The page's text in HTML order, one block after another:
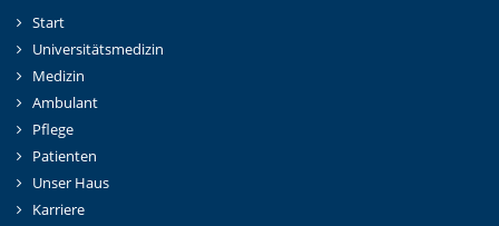
Start
Universitätsmedizin
Medizin
Ambulant
Pflege
Patienten
Unser Haus
Karriere